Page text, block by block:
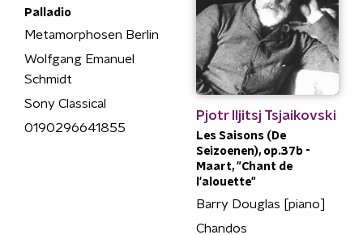
Palladio
Metamorphosen Berlin
Wolfgang Emanuel
Schmidt
Sony Classical
0190296641855
Pjotr Iljitsj Tsjaikovski
Les Saisons (De
Seizoenen), op.37b -
Maart, "Chant de
l'alouette"
Barry Douglas [piano]
Chandos